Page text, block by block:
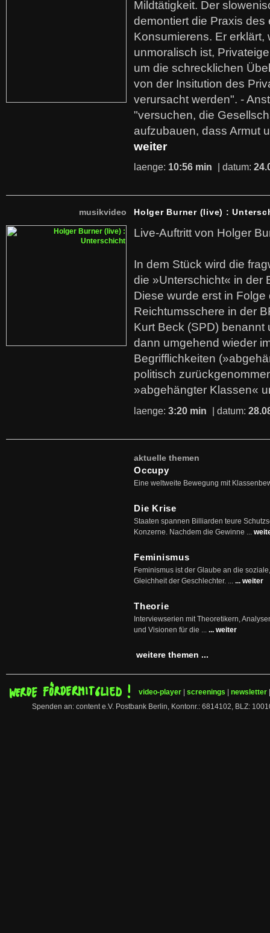
Mildtätigkeit. Der
demontiert die Praxis des
Konsumierens. Er erklärt,
unmoralisch ist,
um die schrecklichen
von der Insitution des
verursacht werden". -
"versuchen, die
aufzubauen, dass Armut
weiter
laenge: 10:56 min | datum:
musikvideo Holger Burner (live) :
Live-Auftritt von Holger
In dem Stück wird die
die »Unterschicht« in der
Diese wurde erst in
Reichtumsschere in der
Kurt Beck (SPD)
dann umgehend wieder
Begrifflichkeiten
politisch
»abgehängter Klassen«
laenge: 3:20 min | datum:
aktuelle themen
Occupy
Eine weltweite Bewegung mit
Die Krise
Staaten spannen Billiarden teure
Konzerne. Nachdem die Gewinne ...
Feminismus
Feminismus ist der Glaube an die
Gleichheit der Geschlechter. ... ... weiter
Theorie
Interviewserien mit Theoretikern,
und Visionen für die ... ... weiter
weitere themen ...
video-player screenings newsletter
Spenden an: content e.V. Postbank Berlin, Kontonr.: 6814102, BLZ: